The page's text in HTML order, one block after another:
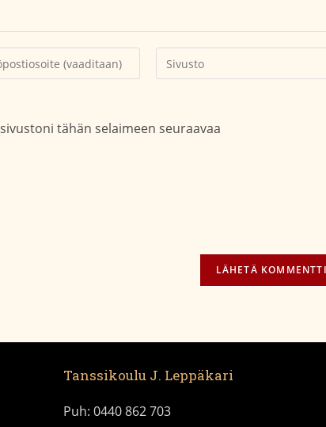
Kirjoita
sivustosi
(valinnainen)
tähän selaimeen seuraavaa
Tanssikoulu J. Leppäkari
Puh: 0440 862 703